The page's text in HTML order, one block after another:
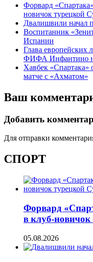
Форвард
новичок турецкой
Двалишвили начал
Воспитанник
Испании
Глава европейских
ФИФА Инфантино
Хавбек «Спартака»
матче с «Ахматом»
Ваш
Добавить
Для отправки
СПОРТ
Форвард
в клуб-
05.08.2026